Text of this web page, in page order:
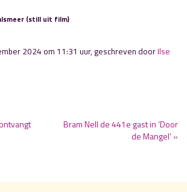
(still uit film)
2024 om 11:31 uur, geschreven doorIlse
Bram Nell de 441e gast in ‘Door
de Mangel’ »